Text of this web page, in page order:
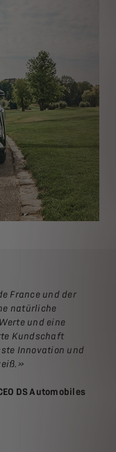
France und der
natürliche
und eine
Kundschaft
Innovation und
»
DS Automobiles